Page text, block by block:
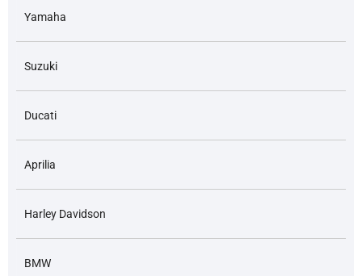
Yamaha
Suzuki
Ducati
Aprilia
Harley Davidson
BMW